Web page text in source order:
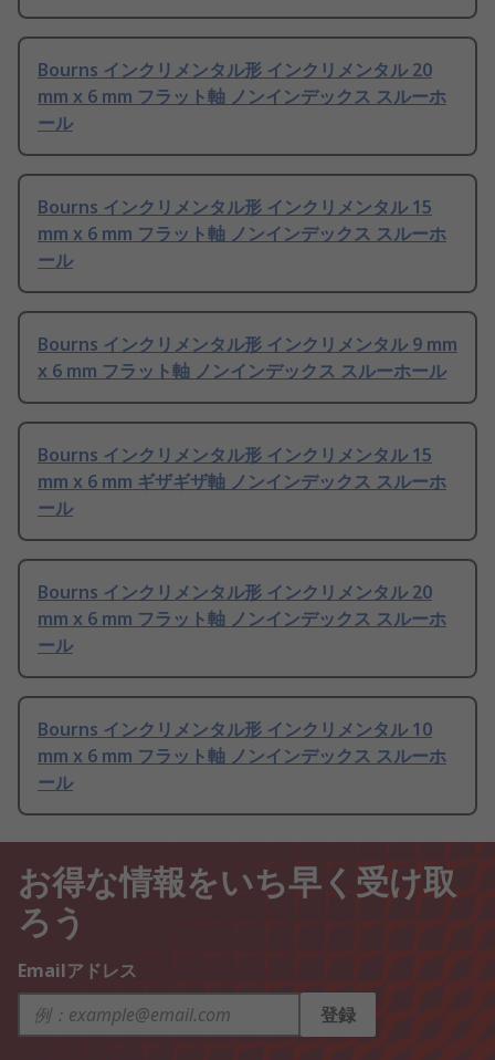
Bourns インクリメンタル形 インクリメンタル 20
mm x 6 mm フラット軸 ノンインデックス スルーホ
ール
Bourns インクリメンタル形 インクリメンタル 15
mm x 6 mm フラット軸 ノンインデックス スルーホ
ール
Bourns インクリメンタル形 インクリメンタル 9 mm
x 6 mm フラット軸 ノンインデックス スルーホール
Bourns インクリメンタル形 インクリメンタル 15
mm x 6 mm ギザギザ軸 ノンインデックス スルーホ
ール
Bourns インクリメンタル形 インクリメンタル 20
mm x 6 mm フラット軸 ノンインデックス スルーホ
ール
Bourns インクリメンタル形 インクリメンタル 10
mm x 6 mm フラット軸 ノンインデックス スルーホ
ール
お得な情報をいち早く受け取
ろう
Emailアドレス
登録